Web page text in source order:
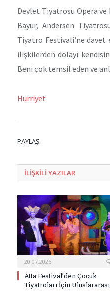
Devlet Tiyatrosu Opera ve
Bayur, Andersen
Tiyatro Festivali’ne davet
ilişkilerden dolayı
Beni çok temsil eden ve
Hürriyet
PAYLAŞ.
ILIŞKILI YAZILAR
20.07.2026
Atta Festival’den Çocuk
Tiyatroları İçin Uluslararası